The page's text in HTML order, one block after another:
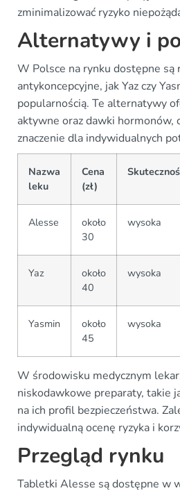
zminimalizować ryzyko
Alternatywy i
W Polsce na rynku dostępne
antykoncepcyjne, jak Yaz czy
popularnością. Te alternatywy
aktywne oraz dawki hormonów,
znaczenie dla indywidualnych
Nazwa
leku
Cena
(zł)
Alesse
około
30
wysoka
Yaz
około
40
wysoka
Yasmin
około
45
wysoka
W środowisku medycznym
niskodawkowe preparaty, takie
na ich profil bezpieczeństwa.
indywidualną ocenę ryzyka i
Przegląd rynku
Tabletki Alesse są dostępne w